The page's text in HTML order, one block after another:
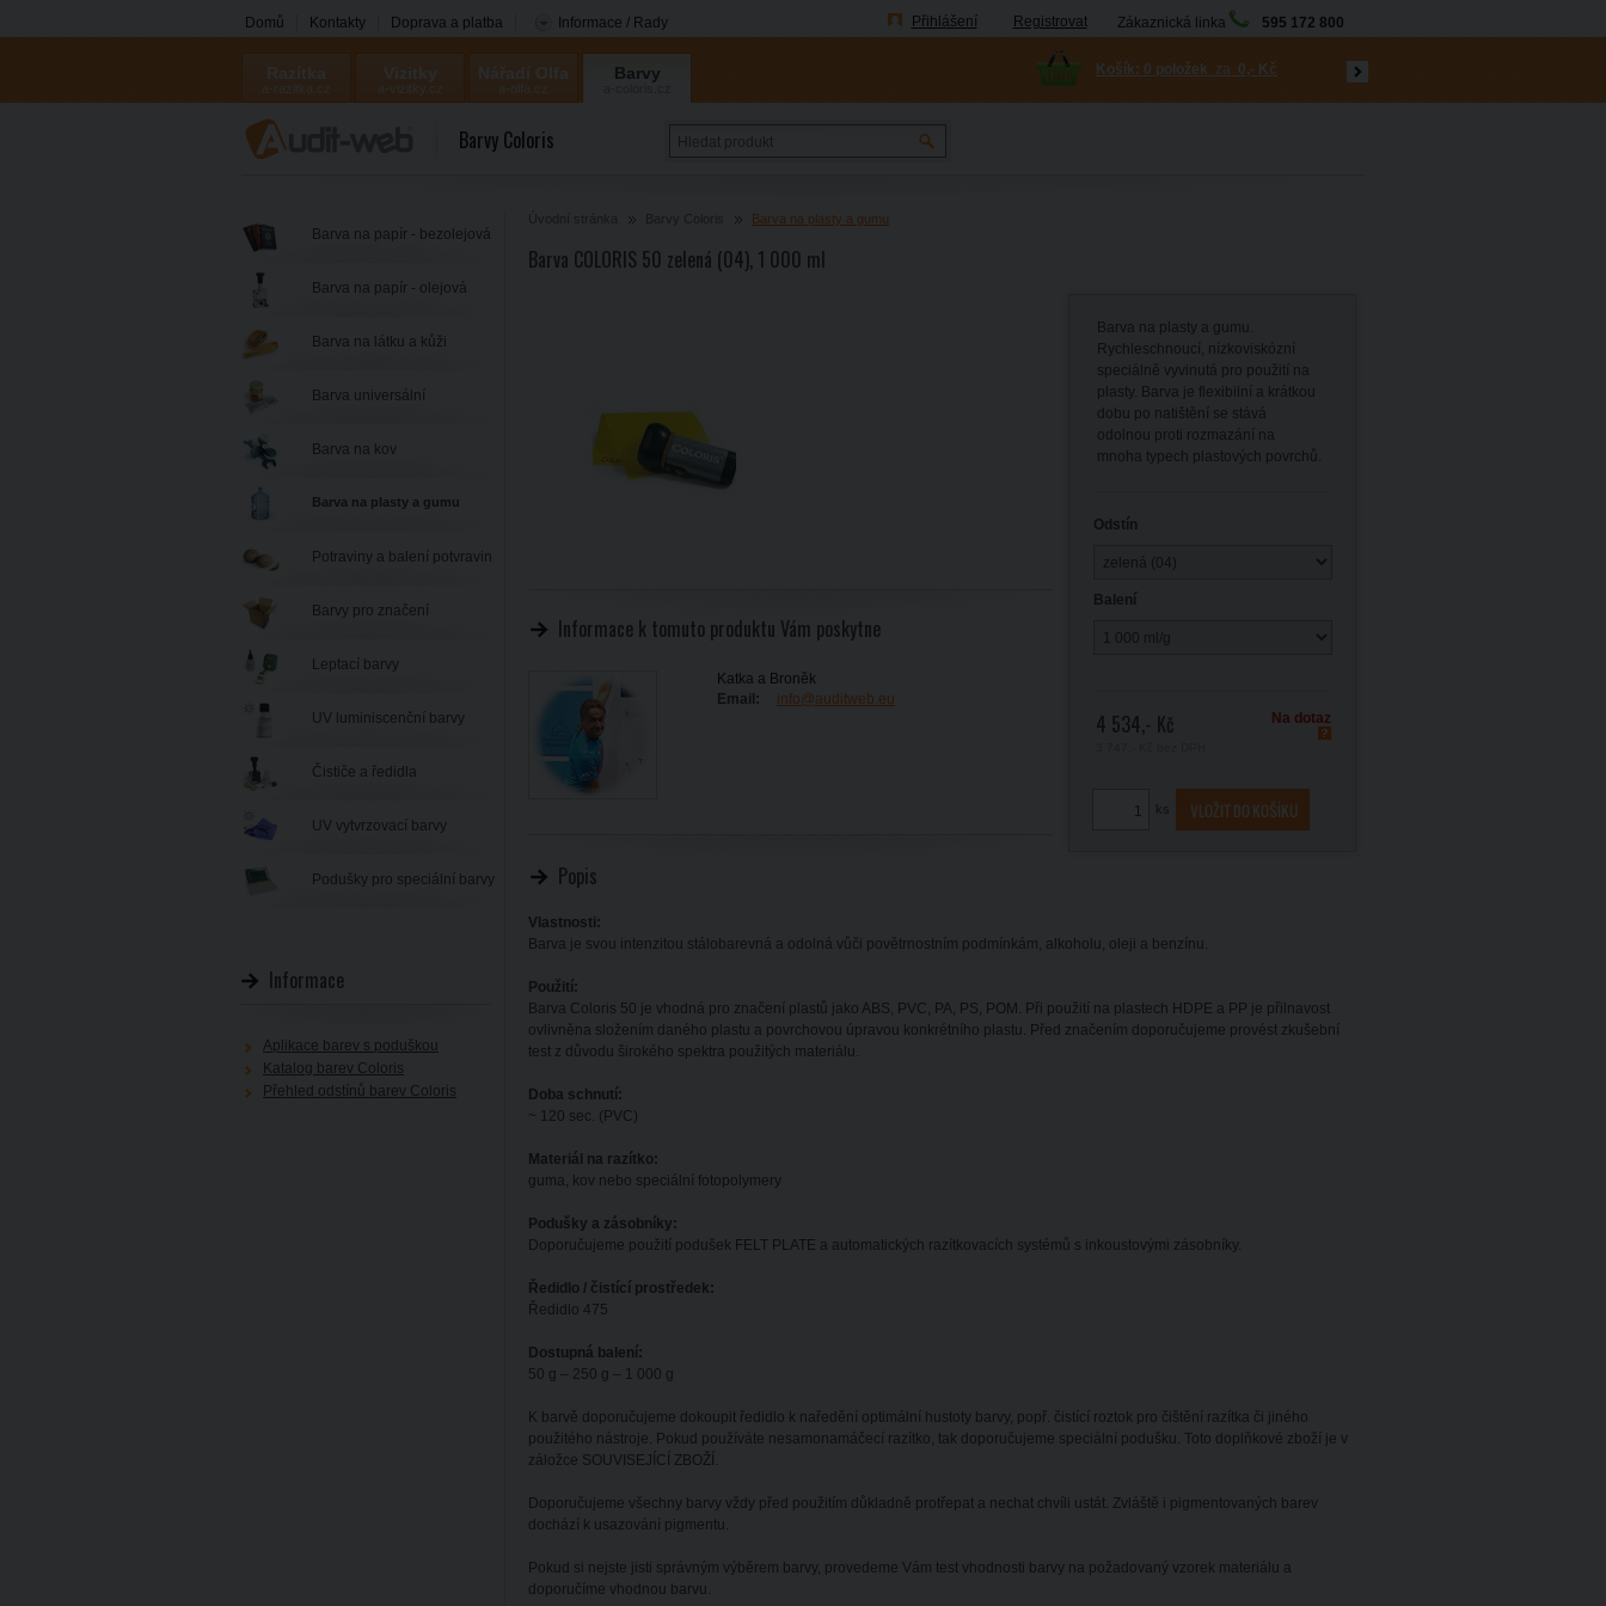
Domů Kontakty Doprava a platba Informace / Rady Přihlášení Registrovat Zákaznická linka 595 172 800
Barvy
Košík: 0 položek za 0,- Kč
Barvy Coloris
Barva na plasty a gumu
Barva COLORIS 50 zelená (04), 1 000 ml
Informace k tomuto produktu Vám poskytne
Katka a Broněk
info@auditweb.eu
Email:
Barva na plasty a gumu.
Rychleschnoucí, nízkoviskózní
speciálně vyvinutá pro použití na
plasty. Barva je flexibilní a krátkou
dobu po natištění se stává
odolnou proti rozmazání na
mnoha typech plastových povrchů.
Odstín
Balení
4 534,- Kč Na dotaz
ks
Popis
Vlastnosti:
Barva je svou intenzitou stálobarevná a odolná vůči povětrnostním podmínkám, alkoholu, oleji a benzínu.
Použití:
Barva Coloris 50 je vhodná pro značení plastů jako ABS, PVC, PA, PS, POM. Při použití na plastech HDPE a PP je přilnavost
ovlivněna složením daného plastu a povrchovou úpravou konkrétního plastu. Před značením doporučujeme provést zkušební
test z důvodu širokého spektra použitých materiálu.
Doba schnutí:
~ 120 sec. (PVC)
Materiál na razítko:
guma, kov nebo speciální fotopolymery
Podušky a zásobníky:
Doporučujeme použití podušek FELT PLATE a automatických razítkovacích systémů s inkoustovými zásobníky.
Ředidlo / čistící prostředek:
Ředidlo 475
Dostupná balení:
50 g – 250 g – 1 000 g
K barvě doporučujeme dokoupit ředidlo k naředění optimální hustoty barvy, popř. čistící roztok pro čištění razítka či jiného
použitého nástroje. Pokud používáte nesamonamáčecí razítko, tak doporučujeme speciální podušku. Toto doplňkové zboží je v
záložce SOUVISEJÍCÍ ZBOŽÍ.
Doporučujeme všechny barvy vždy před použitím důkladně protřepat a nechat chvíli ustát. Zvláště i pigmentovaných barev
dochází k usazování pigmentu.
Pokud si nejste jisti správným výběrem barvy, provedeme Vám test vhodnosti barvy na požadovaný vzorek materiálu a
doporučíme vhodnou barvu.
Barva na papír - bezolejová
Barva na papír - olejová
Barva na látku a kůži
Barva universální
Barva na kov
Barva na plasty a gumu
Potraviny a balení potvravin
Barvy pro značení
Leptací barvy
UV luminiscenční barvy
Čističe a ředidla
UV vytvrzovací barvy
Podušky pro speciální barvy
Informace
Aplikace barev s poduškou
Katalog barev Coloris
Přehled odstínů barev Coloris